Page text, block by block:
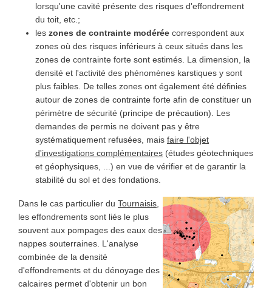
lorsqu'une cavité présente des risques d'effondrement
du toit, etc.;
les zones de contrainte modérée correspondent aux
zones où des risques inférieurs à ceux situés dans les
zones de contrainte forte sont estimés. La dimension, la
densité et l'activité des phénomènes karstiques y sont
plus faibles. De telles zones ont également été définies
autour de zones de contrainte forte afin de constituer un
périmètre de sécurité (principe de précaution). Les
demandes de permis ne doivent pas y être
systématiquement refusées, mais faire l'objet
d'investigations complémentaires (études géotechniques
et géophysiques, ...) en vue de vérifier et de garantir la
stabilité du sol et des fondations.
Dans le cas particulier du Tournaisis
les effondrements sont liés le plus
souvent aux pompages des eaux des
nappes souterraines. L'analyse
combinée de la densité
d'effondrements et du dénoyage des
calcaires permet d'obtenir un bon